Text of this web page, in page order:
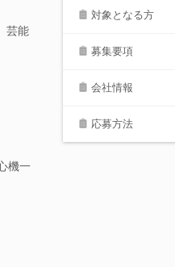
芸能
機一
対象となる方
募集要項
会社情報
応募方法